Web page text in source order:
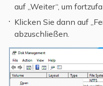
auf „Weiter“, um
Klicken Sie dann auf
abzuschließen.